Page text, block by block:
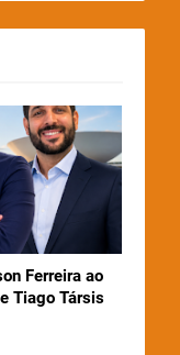
Ferreira ao
Tiago Társis